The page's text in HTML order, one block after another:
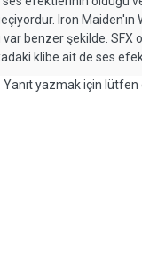
Iron
benzer şekilde. SFX
klibe ait de ses
yazmak için lütfen